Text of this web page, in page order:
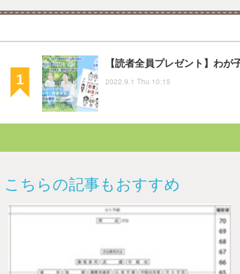
【読者全員プレゼント】わ
2022.9.1 Thu 10:15
こちらの記事もおすすめ